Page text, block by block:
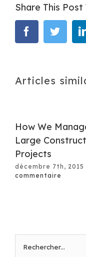
Share This
facebook
Articles
How We
Large
Projects
décembre 7th, 2015
commentaire
Rechercher